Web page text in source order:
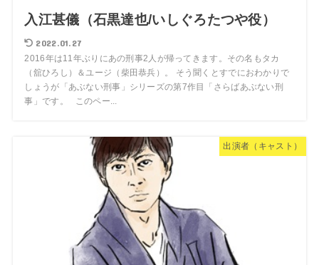
入江甚儀（石黒達也/いしぐろたつや役）
2022.01.27
2016年は11年ぶりにあの刑事2人が帰ってきます。その名もタカ
（舘ひろし）＆ユージ（柴田恭兵）。 そう聞くとすでにおわかりで
しょうが「あぶない刑事」シリーズの第7作目「さらばあぶない刑
事」です。 このペー...
出演者（キャスト）